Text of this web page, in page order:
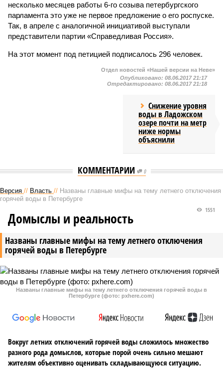
несколько месяцев работы 6-го созыва петербургского
парламента это уже не первое предложение о его роспуске.
Так, в апреле с аналогичной инициативой выступали
представители партии «Справедливая Россия».
На этот момент под петицией подписалось 296 человек.
Отдел новостей «Нашей версии на Неве»
Опубликовано: 08.06.2017 21:17
Отредактировано: 08.06.2017 21:18
Снижение уровня
воды в Ладожском
озере почти на метр
ниже нормы
объяснили
КОММЕНТАРИИ 0
Версия // Власть // Названы главные мифы на тему летнего отключения
горячей воды в Петербурге
Названы главные мифы на тему летнего отключения
горячей воды в Петербурге
1551
Домыслы и реальность
Названы главные мифы на тему летнего отключения горячей воды в
Петербурге (фото: pxhere.com)
Вокруг летних отключений горячей воды сложилось множество
разного рода домыслов, которые порой очень сильно мешают
жителям объективно оценивать складывающуюся ситуацию.